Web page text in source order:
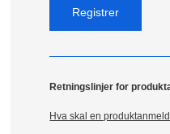
Retningslinjer for
Hva skal en